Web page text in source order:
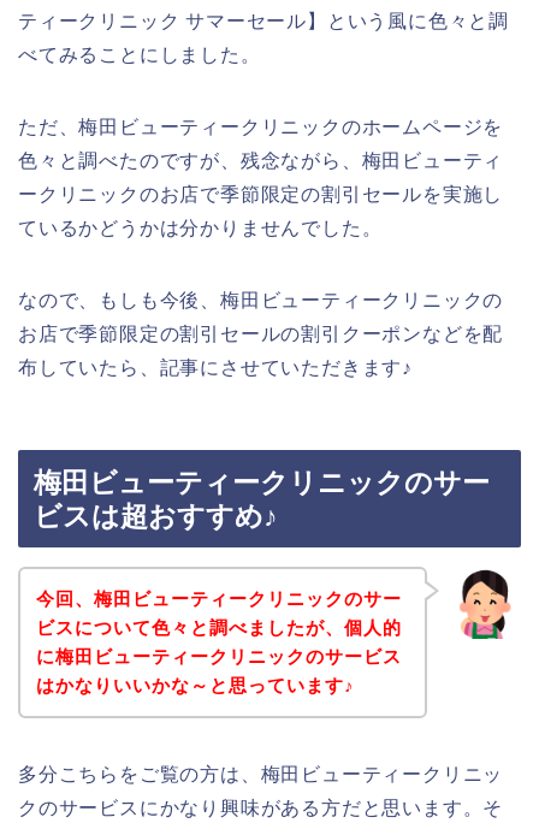
ティークリニック サマーセール】という風に色々と調
べてみることにしました。
ただ、梅田ビューティークリニックのホームページを
色々と調べたのですが、残念ながら、梅田ビューティ
ークリニックのお店で季節限定の割引セールを実施し
ているかどうかは分かりませんでした。
なので、もしも今後、梅田ビューティークリニックの
お店で季節限定の割引セールの割引クーポンなどを配
布していたら、記事にさせていただきます♪
梅田ビューティークリニックのサー
ビスは超おすすめ♪
今回、梅田ビューティークリニックのサー
ビスについて色々と調べましたが、個人的
に梅田ビューティークリニックのサービス
はかなりいいかな～と思っています♪
多分こちらをご覧の方は、梅田ビューティークリニッ
クのサービスにかなり興味がある方だと思います。そ